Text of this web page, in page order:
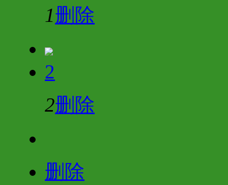
1删除
2
2删除
删除